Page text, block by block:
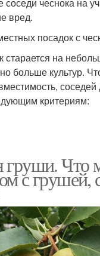
соседи чеснока на
вред.
посадок с
старается на
больше культур.
соседей
критериям:
груши. Что
с грушей,